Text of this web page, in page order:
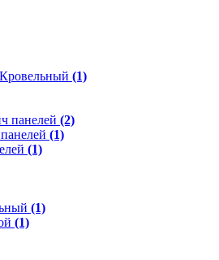
(1)
панелей (2)
(1)
(1)
(1)
(1)